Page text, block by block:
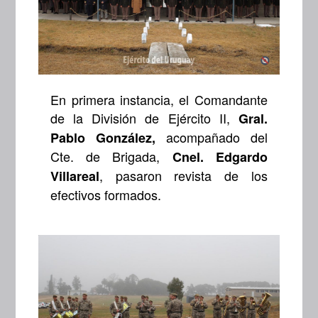
En primera instancia, el Comandante
de la División de Ejército II, Gral.
Pablo González, acompañado del
Cte. de Brigada, Cnel. Edgardo
Villareal, pasaron revista de los
efectivos formados.